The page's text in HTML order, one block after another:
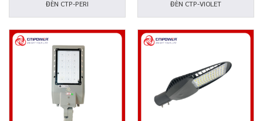
ĐÈN CTP-PERI ĐÈN CTP-VIOLET